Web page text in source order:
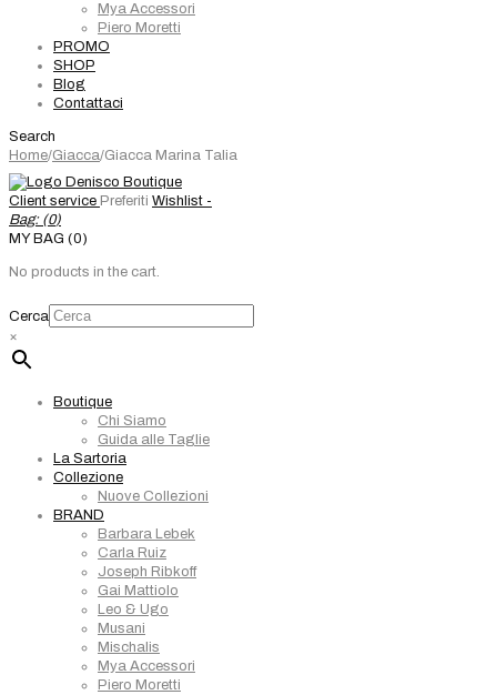
Mya Accessori
Piero Moretti
PROMO
SHOP
Blog
Contattaci
Search
Home/Giacca/Giacca Marina Talia
Client service Preferiti Wishlist -
Bag: (0)
MY BAG (0)
No products in the cart.
Cerca
×
Boutique
Chi Siamo
Guida alle Taglie
La Sartoria
Collezione
Nuove Collezioni
BRAND
Barbara Lebek
Carla Ruiz
Joseph Ribkoff
Gai Mattiolo
Leo & Ugo
Musani
Mischalis
Mya Accessori
Piero Moretti